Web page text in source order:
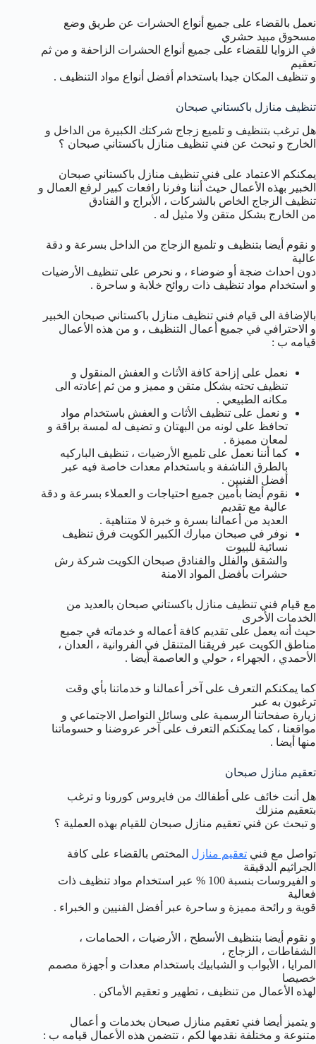
نعمل بالقضاء على جميع أنواع الحشرات عن طريق وضع
مسحوق مبيد حشري
في الزوايا للقضاء على جميع أنواع الحشرات الزاحفة و من ثم
تعقيم
و تنظيف المكان جيدا باستخدام أفضل أنواع مواد التنظيف .
تنظيف منازل باكستاني صبحان
هل ترغب بتنظيف و تلميع زجاج شركتك الكبيرة من الداخل و
الخارج و تبحث عن فني تنظيف منازل باكستاني صبحان ؟
يمكنكم الاعتماد على فني تنظيف منازل باكستاني صبحان
الخبير بهذه الأعمال حيث أننا وفرنا رافعات كبير لرفع العمال و
تنظيف الزجاج الخاص بالشركات ، الأبراج و الفنادق
من الخارج بشكل متقن ولا مثيل له .
و نقوم أيضا بتنظيف و تلميع الزجاج من الداخل بسرعة و دقة
عالية
دون احداث ضجة أو ضوضاء ، و نحرص على تنظيف الأرضيات
و استخدام مواد تنظيف ذات روائح خلابة و ساحرة .
بالإضافة الى قيام فني تنظيف منازل باكستاني صبحان الخبير
و الاحترافي في جميع أعمال التنظيف ، و من هذه الأعمال
قيامه ب :
نعمل على إزاحة كافة الأثاث و العفش المنقول و
تنظيف تحته بشكل متقن و مميز و من ثم إعادته الى
مكانه الطبيعي .
و نعمل على تنظيف الأثات و العفش باستخدام مواد
تحافظ على لونه من البهتان و تضيف له لمسة براقة و
لمعان مميزة .
كما أننا نعمل على تلميع الأرضيات ، تنظيف الباركيه
بالطرق الناشفة و باستخدام معدات خاصة فيه عبر
أفضل الفنيين .
نقوم أيضا بأمين جميع احتياجات و العملاء بسرعة و دقة
عالية مع تقديم
العديد من أعمالنا بسرة و خبرة لا متناهية .
نوفر في صبحان مبارك الكبير الكويت فرق تنظيف
نسائية للبيوت
والشقق والفلل والفنادق صبحان الكويت شركة رش
حشرات بأفضل المواد الامنة
مع قيام فني تنظيف منازل باكستاني صبحان بالعديد من
الخدمات الأخرى
حيث أنه يعمل على تقديم كافة أعماله و خدماته في جميع
مناطق الكويت عبر فريقنا المتنقل في الفروانية ، العدان ،
الأحمدي ، الجهراء ، حولي و العاصمة أيضا .
كما يمكنكم التعرف على آخر أعمالنا و خدماتنا بأي وقت
ترغبون به عبر
زيارة صفحاتنا الرسمية على وسائل التواصل الاجتماعي و
مواقعنا ، كما يمكنكم التعرف على آخر عروضنا و حسوماتنا
منها أيضا .
تعقيم منازل صبحان
هل أنت خائف على أطفالك من فايروس كورونا و ترغب
بتعقيم منزلك
و تبحث عن فني تعقيم منازل صبحان للقيام بهذه العملية ؟
تواصل مع فني تعقيم منازل المختص بالقضاء على كافة
الجراثيم الدقيقة
و الفيروسات بنسبة 100 % عبر استخدام مواد تنظيف ذات
فعالية
قوية و رائحة مميزة و ساحرة عبر أفضل الفنيين و الخبراء .
و نقوم أيضا بتنظيف الأسطح ، الأرضيات ، الحمامات ،
الشفاطات ، الزجاج ،
المرايا ، الأبواب و الشبابيك باستخدام معدات و أجهزة مصمم
خصيصا
لهذه الأعمال من تنظيف ، تطهير و تعقيم الأماكن .
و يتميز أيضا فني تعقيم منازل صبحان بخدمات و أعمال
متنوعة و مختلفة نقدمها لكم ، تتضمن هذه الأعمال قيامه ب :